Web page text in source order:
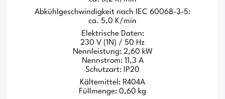
Abkühlgeschwindigkeit nach IEC 60068-3-5:
ca. 5,0 K/min
Elektrische Daten:
230 V (1N) / 50 Hz
Nennleistung: 2,60 kW
Nennstrom: 11,3 A
Schutzart: IP20
Kältemittel: R404A
Füllmenge: 0,60 kg